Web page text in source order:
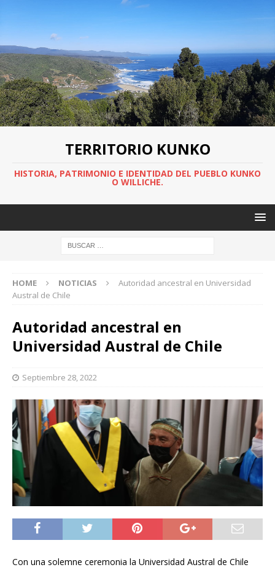
TERRITORIO KUNKO
HISTORIA, PATRIMONIO E IDENTIDAD DEL PUEBLO KUNKO
O WILLICHE.
HOME NOTICIAS
Autoridad ancestral en Universidad
Austral de Chile
Autoridad ancestral en
Universidad Austral de Chile
Septiembre 28, 2022
Con una solemne ceremonia la Universidad Austral de Chile